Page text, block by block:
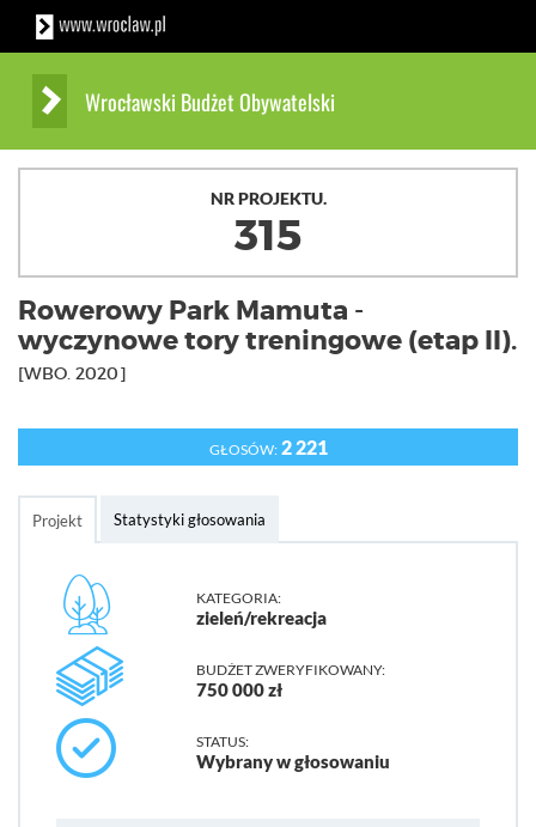
Wrocławski Budżet Obywatelski
NR PROJEKTU.
315
Rowerowy Park Mamuta -
wyczynowe tory treningowe (etap II).
[WBO. 2020]
GŁOSÓW:2 221
Projekt Statystyki głosowania
KATEGORIA:
zieleń/rekreacja
BUDŻET ZWERYFIKOWANY:
750 000 zł
STATUS:
Wybrany w głosowaniu